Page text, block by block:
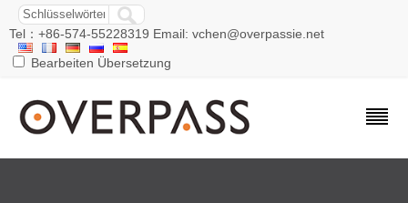
Tel：+86-574-55228319 Email: vchen@overpassie.net
Bearbeiten Übersetzung